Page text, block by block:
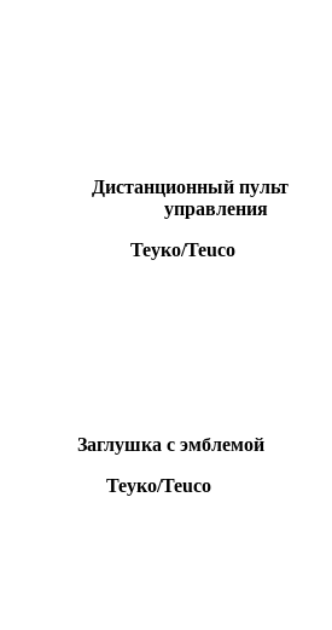
Дистанционный пульт
управления
Теуко/Teuco
Заглушка с эмблемой
Теуко/Teuco